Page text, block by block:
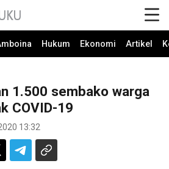
Hukum Ekonomi Artikel
1.500 sembako warga
COVID-19
13:32